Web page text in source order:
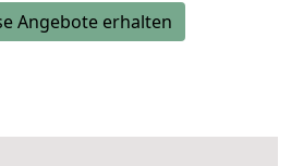
Angebote erhalten